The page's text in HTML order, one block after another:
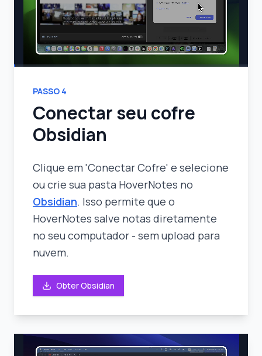
PASSO 4
Conectar seu cofre
Obsidian
Clique em 'Conectar Cofre' e selecione
ou crie sua pasta HoverNotes no
Obsidian. Isso permite que o
HoverNotes salve notas diretamente
no seu computador - sem upload para
nuvem.
Obter Obsidian